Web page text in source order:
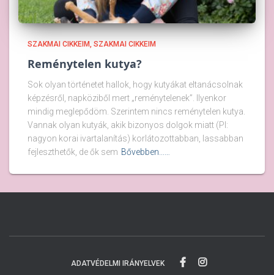
SZAKMAI CIKKEIM SZAKMAI CIKKEIM
Reménytelen kutya?
Sok olyan történetet hallok, hogy kutyákat eltanácsolnak
képzésről, napköziből mert „reménytelenek”. Ilyenkor
mindig meglepődöm. Szerintem nincs reménytelen kutya.
Vannak olyan kutyák, akik bizonyos dolgok miatt (Pl:
nagyon korai ivartalanítás) korlátozottabban, lassabban
fejleszthetők, de ők sem Bővebben...…
ADATVÉDELMI IRÁNYELVEK